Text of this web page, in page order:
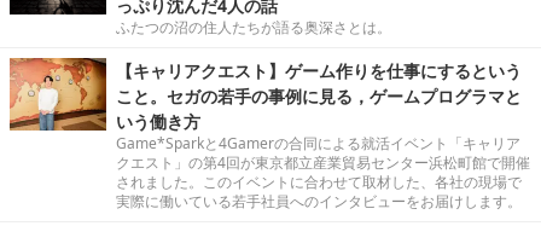
っぷり沈んだ4人の話
ふたつの沼の住人たちが語る奥深さとは。
【キャリアクエスト】ゲーム作りを仕事にするという
こと。セガの若手の事例に見る，ゲームプログラマと
いう働き方
Game*Sparkと4Gamerの合同による就活イベント「キャリア
クエスト」の第4回が東京都立産業貿易センター浜松町館で開催
されました。このイベントに合わせて取材した、各社の現場で
実際に働いている若手社員へのインタビューをお届けします。